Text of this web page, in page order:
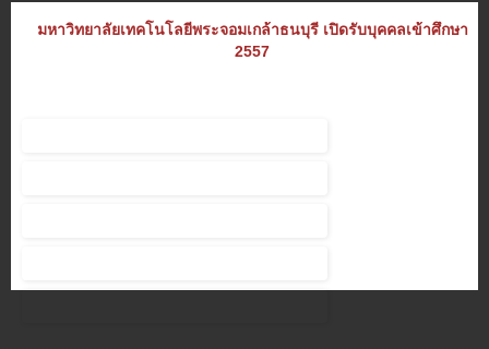
มหาวิทยาลัยเทคโนโลยีพระจอมเกล้าธนบุรี เปิดรับบุคคลเข้าศึกษา
2557